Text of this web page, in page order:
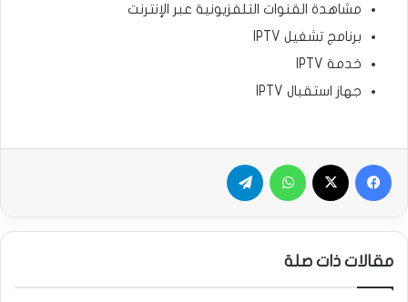
مشاهدة القنوات التلفزيونية عبر الإنترنت
برنامج تشغيل IPTV
خدمة IPTV
جهاز استقبال IPTV
فيسبوك واتساب
مقالات ذات صلة